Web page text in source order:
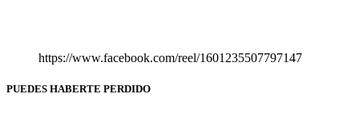
https://www.facebook.com/reel/1601235507797147
PUEDES HABERTE PERDIDO